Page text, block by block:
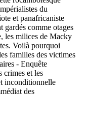
du
et panafricaniste
comme otages
les milices de Macky
Voilà pourquoi
familles des victimes
- Enquête
crimes et les
inconditionnelle
des